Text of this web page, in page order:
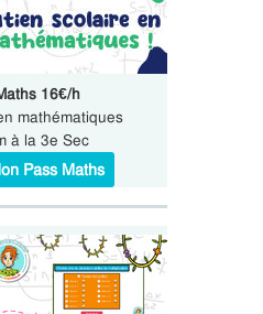
16€/h
mathématiques
à la 3e Sec
Pass Maths